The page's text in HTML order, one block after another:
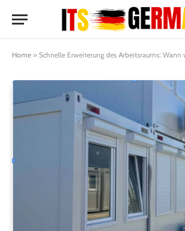
Home » Schnelle Erweiterung des Arbeitsraums: Wann wählst du modulare